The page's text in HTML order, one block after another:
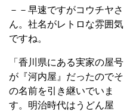
－－早速ですがコウチヤさ
ん。社名がレトロな雰囲気
ですね。
「香川県にある実家の屋号
が『河内屋』だったのでそ
の名前を引き継いでいま
す。明治時代はうどん屋